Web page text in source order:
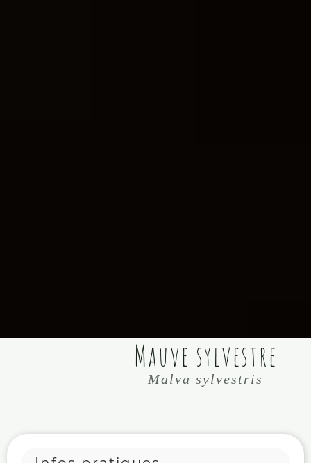
Mauve sylvestre
Malva sylvestris